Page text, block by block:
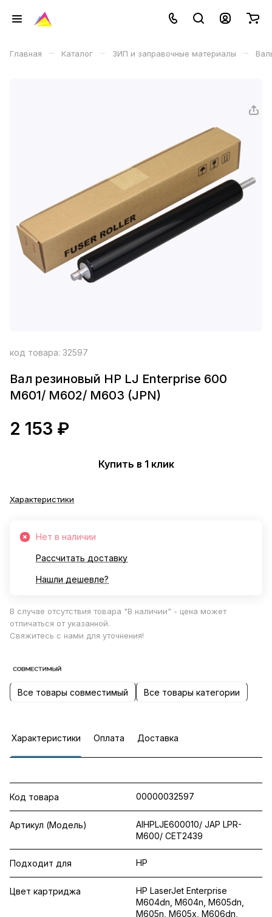
Главная – Каталог – ЗИП и заправочные материалы –
код товара: 32597
Вал резиновый HP LJ Enterprise 600
M601/ M602/ M603 (JPN)
2 153 ₽
Купить в 1 клик
Характеристики
Нет в наличии
Рассчитать доставку
Нашли дешевле?
В случае отсутствия товара "В наличии" - цена может
отличаться от указанной.
Свяжитесь с нами для уточнения!
Все товары совместимый Все товары категории
Характеристики Оплата Доставка
Код товара 00000032597
Артикул (Модель)
AIHPLJE600010/ JAP LPR-
M600/ CET2439
Подходит для HP
Цвет картриджа
HP LaserJet Enterprise
M604dn, M604n, M605dn,
M605n, M605x, M606dn,